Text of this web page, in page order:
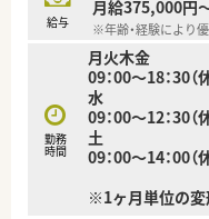
【勤務実態について】
■14時から18時30分
曜日や日数について
します。
■残業はほぼ発生し
く、ご家族との時間
能です。
いただける場合は、
給与
月給375,000円
※年齢・経験により
勤務
時間
月火木金
09：00～18：30（
水
09：00～12：30（
土
09：00～14：00（
※1ヶ月単位の